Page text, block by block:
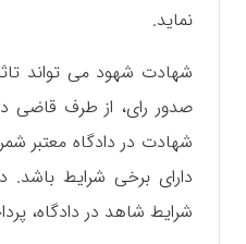
نماید.
شهادت شهود می تواند
صدور رای، از طرف قاضی
شهادت در دادگاه معتبر
دارای برخی شرایط باشد.
شرایط شاهد در دادگاه،